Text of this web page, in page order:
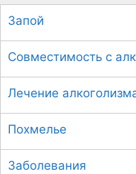
с
к
:
Запой
Совместимость с
Лечение
Похмелье
Заболевания